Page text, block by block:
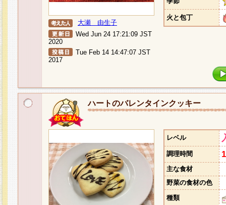
大瀬 由生子
Wed Jun 24 17:21:09 JST
2020
Tue Feb 14 14:47:07 JST
2017
火と包丁
ハートのバレンタインクッキー
レベル
調理時間
主な食材
野菜の食材の色
種類